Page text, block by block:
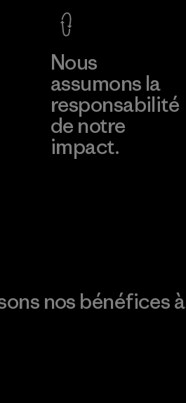
Nous
assumons la
responsabilité
de notre
impact.
nos bénéfices